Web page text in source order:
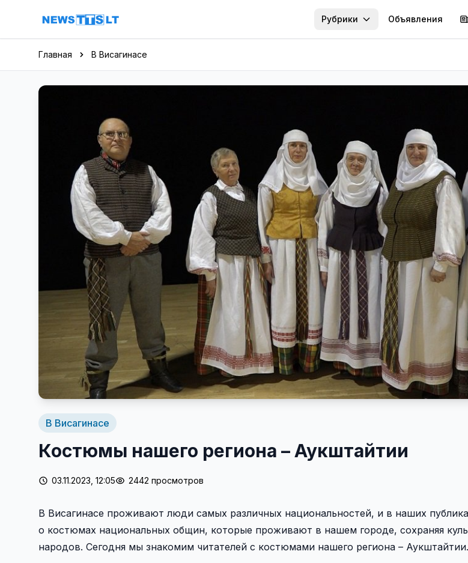
Перейти к содержимому
Рубрики Объявления
Главная В Висагинасе
В Висагинасе
Костюмы нашего региона – Аукштайтии
03.11.2023, 12:05 2442 просмотров
В Висагинасе проживают люди самых различных национальностей, и в наших
о костюмах национальных общин, которые проживают в нашем городе, сохраняя
народов. Сегодня мы знакомим читателей с костюмами нашего региона – Аукштайтии.